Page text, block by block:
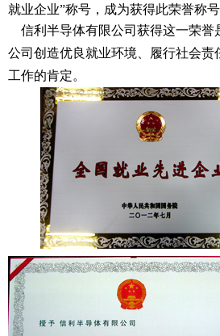
就业企业”称号，成为获得此荣誉称
信利半导体有限公司获得这一荣誉
公司创造优良就业环境、履行社会责
工作的肯定。